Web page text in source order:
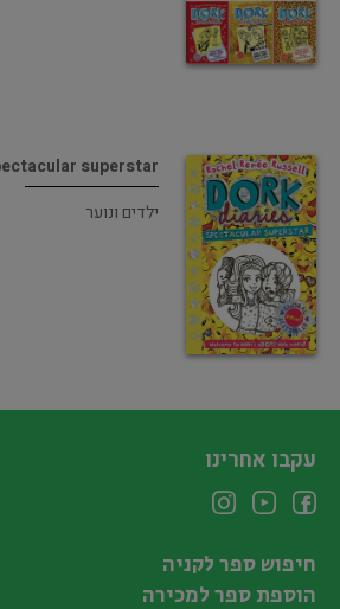
superstar
ילדים ונוער
עקבו אחרינו
חיפוש ספר לקניה
הוספת ספר למכירה